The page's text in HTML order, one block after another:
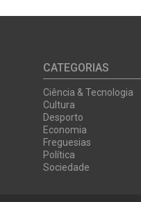
CATEGORIAS
Ciência & Tecnologia
Cultura
Desporto
Economia
Freguesias
Política
Sociedade